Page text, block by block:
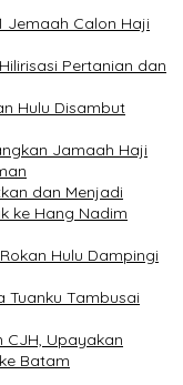
Jemaah Calon Haji
Pertanian dan
Hulu Disambut
Jamaah Haji
dan Menjadi
ke Hang Nadim
Hulu Dampingi
Tuanku Tambusai
CJH, Upayakan
Batam